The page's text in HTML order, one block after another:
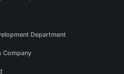
Department
Company